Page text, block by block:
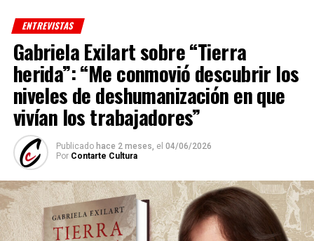
ENTREVISTAS
Gabriela Exilart sobre “Tierra
herida”: “Me conmovió descubrir los
niveles de deshumanización en que
vivían los trabajadores”
Publicado hace 2 meses, el 04/06/2026
Por Contarte Cultura